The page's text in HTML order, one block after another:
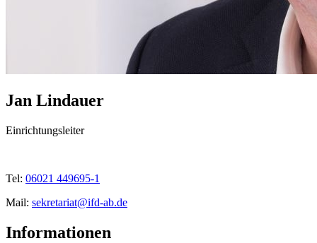
Jan Lindauer
Einrichtungsleiter
Tel: 06021 449695-1
Mail: sekretariat@ifd-ab.de
Informationen